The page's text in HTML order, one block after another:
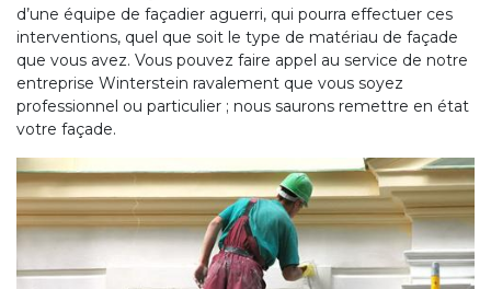
d’une équipe de façadier aguerri, qui pourra effectuer ces
interventions, quel que soit le type de matériau de façade
que vous avez. Vous pouvez faire appel au service de notre
entreprise Winterstein ravalement que vous soyez
professionnel ou particulier ; nous saurons remettre en état
votre façade.